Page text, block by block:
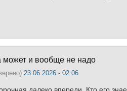
может и вообще не надо
23.06.2026 - 02:06
далеко впереди. Кто его